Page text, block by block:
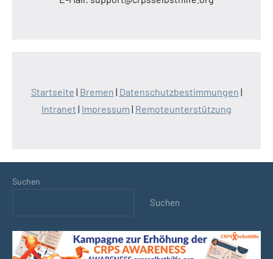
Startseite | Bremen | Datenschutzbestimmungen |
Intranet | Impressum | Remoteunterstützung
Suchen
Suchen